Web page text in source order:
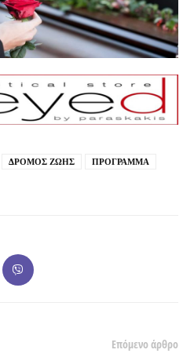
ΔΡΟΜΟΣ ΖΩΗΣ
ΠΡΟΓΡΑΜΜΑ
Επόμενο άρθρο